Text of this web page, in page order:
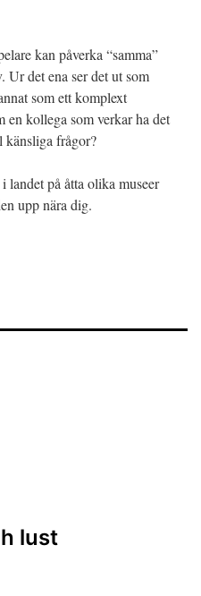
kan påverka “samma”
Ur det ena ser det ut som
som ett komplext
en kollega som verkar ha det
känsliga frågor?
landet på åtta olika museer
upp nära dig.
lust